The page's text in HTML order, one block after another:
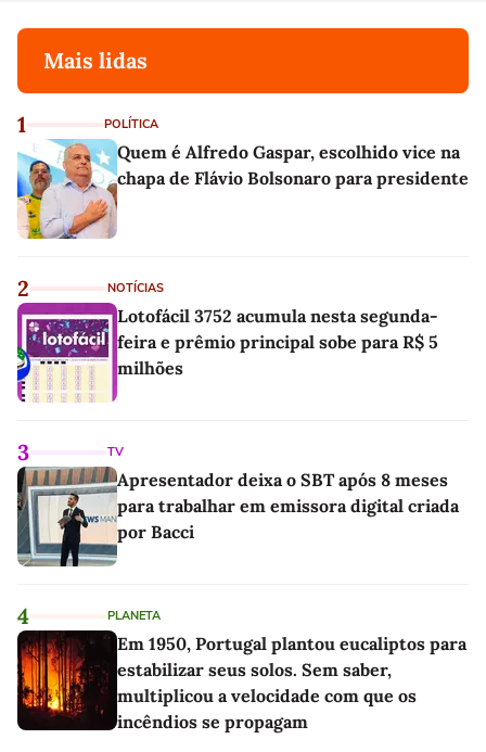
Mais lidas
1 POLÍTICA
Quem é Alfredo Gaspar, escolhido vice na
chapa de Flávio Bolsonaro para presidente
2 NOTÍCIAS
Lotofácil 3752 acumula nesta segunda-
feira e prêmio principal sobe para R$ 5
milhões
3 TV
Apresentador deixa o SBT após 8 meses
para trabalhar em emissora digital criada
por Bacci
4 PLANETA
Em 1950, Portugal plantou eucaliptos para
estabilizar seus solos. Sem saber,
multiplicou a velocidade com que os
incêndios se propagam